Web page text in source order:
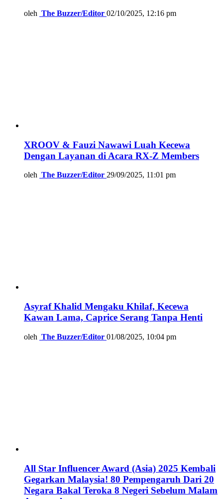
oleh The Buzzer/Editor 02/10/2025, 12:16 pm
XROOV & Fauzi Nawawi Luah Kecewa
Dengan Layanan di Acara RX-Z Members
oleh The Buzzer/Editor 29/09/2025, 11:01 pm
Asyraf Khalid Mengaku Khilaf, Kecewa
Kawan Lama, Caprice Serang Tanpa Henti
oleh The Buzzer/Editor 01/08/2025, 10:04 pm
All Star Influencer Award (Asia) 2025 Kembali
Gegarkan Malaysia! 80 Pempengaruh Dari 20
Negara Bakal Teroka 8 Negeri Sebelum Malam